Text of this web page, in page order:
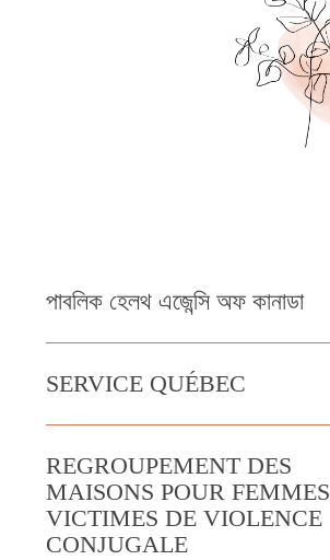
পাবলিক হেলথ এজেন্সি অফ কানাডা
SERVICE QUÉBEC
REGROUPEMENT DES
MAISONS POUR FEMMES
VICTIMES DE VIOLENCE
CONJUGALE